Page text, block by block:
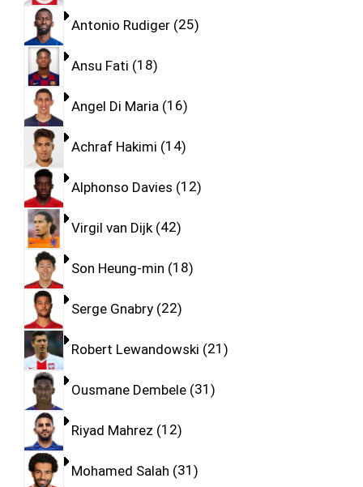
Antonio Rudiger 25
Ansu Fati 18
Angel Di Maria 16
Achraf Hakimi 14
Alphonso Davies 12
Virgil van Dijk 42
Son Heung-min 18
Serge Gnabry 22
Robert Lewandowski 21
Ousmane Dembele 31
Riyad Mahrez 12
Mohamed Salah 31